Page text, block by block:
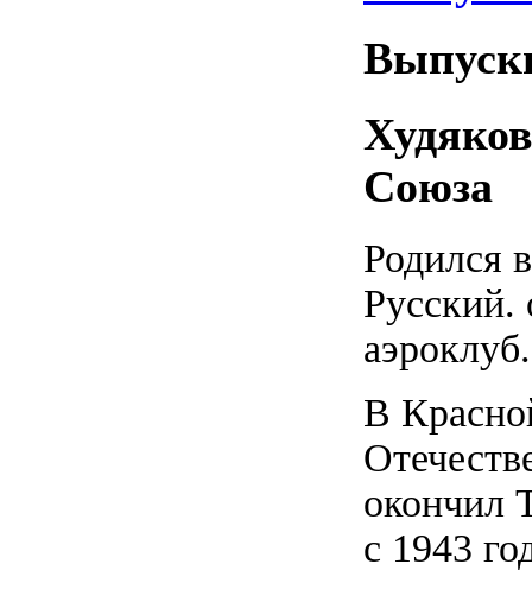
Союза
Родился
аэроклуб.
В
окончил
с 1943